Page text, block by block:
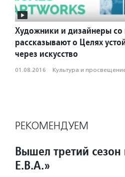
Художники и дизайнеры со
рассказывают о Целях
через искусство
01.08.2016 · Культура и
РЕКОМЕНДУЕМ
Вышел третий сезон
Е.В.А.»